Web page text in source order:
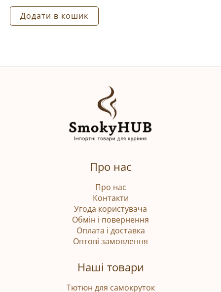
Додати в кошик
Про нас
Про нас
Контакти
Угода користувача
Обмін і повернення
Оплата і доставка
Оптові замовлення
Наші товари
Тютюн для самокруток